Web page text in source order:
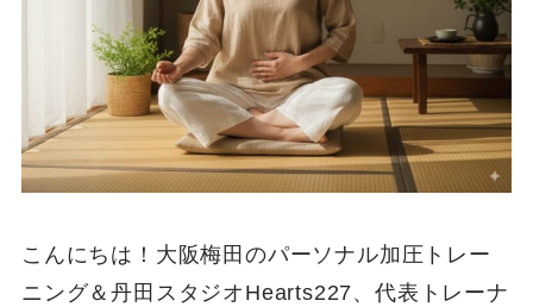
こんにちは！大阪梅田のパーソナル加圧トレー
ニング＆丹田スタジオHearts227、代表トレーナ